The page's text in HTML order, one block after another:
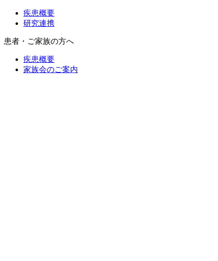
疾患概要
研究連携
患者・ご家族の方へ
疾患概要
家族会のご案内